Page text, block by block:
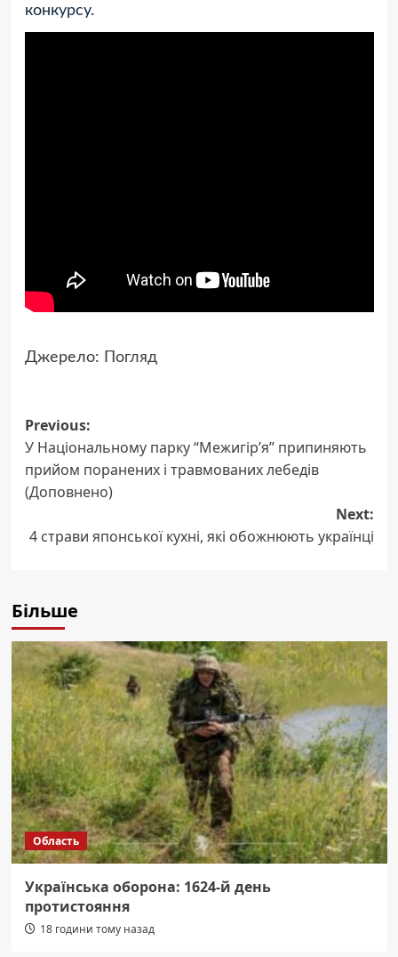
конкурсу.
Джерело: Погляд
Post
navigation
Previous:
У Національному парку “Межигір’я” припиняють
прийом поранених і травмованих лебедів
(Доповнено)
Next:
4 страви японської кухні, які обожнюють українці
Більше
Область
Українська оборона: 1624-й день
протистояння
18 години тому назад